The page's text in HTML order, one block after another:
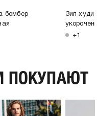
бомбер
Зип худи
+1
ПОКУПАЮТ